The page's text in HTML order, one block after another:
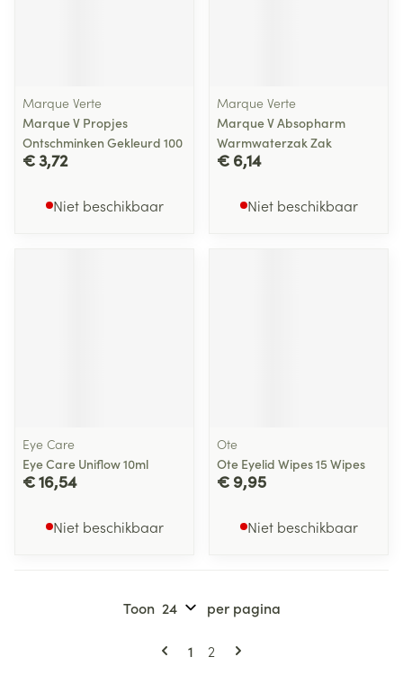
Marque Verte
Marque V Propjes
Ontschminken Gekleurd 100
€ 3,72
Niet beschikbaar
Marque Verte
Marque V Absopharm
Warmwaterzak Zak
€ 6,14
Niet beschikbaar
Eye Care
Eye Care Uniflow 10ml
€ 16,54
Niet beschikbaar
Ote
Ote Eyelid Wipes 15 Wipes
€ 9,95
Niet beschikbaar
Pagina's
U lees momenteel pagina
1 Pagina
2
Toon per pagina